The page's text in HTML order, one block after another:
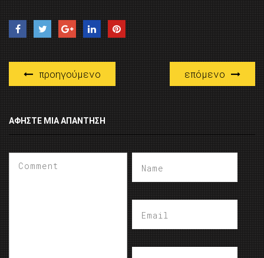
προηγούμενο επόμενο
ΑΦΉΣΤΕ ΜΙΑ ΑΠΆΝΤΗΣΗ